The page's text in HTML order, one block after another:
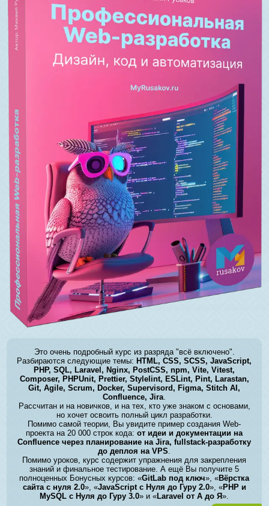
Это очень подробный курс из разряда "всё включено".
Разбираются следующие темы: HTML, CSS, SCSS, JavaScript,
PHP, SQL, Laravel, Nginx, PostCSS, npm, Vite, Vitest,
Composer, PHPUnit, Prettier, Stylelint, ESLint, Pint, Larastan,
Git, Agile, Scrum, Docker, Supervisord, Figma, Stitch AI,
Confluence, Jira.
Рассчитан и на новичков, и на тех, кто уже знаком с основами,
но хочет освоить полный цикл разработки.
Помимо самой теории, Вы увидите пример создания Web-
проекта на 20 000 строк кода:от идеи и документации на
Confluence через планирование на Jira, fullstack-разработку
до деплоя на VPS.
Помимо уроков, курс содержит упражнения для закрепления
знаний и финальное тестирование. А ещё Вы получите 5
полноценных Бонусных курсов: «GitLab под ключ», «Вёрстка
сайта с нуля 2.0», «JavaScript с Нуля до Гуру 2.0», «PHP и
MySQL с Нуля до Гуру 3.0» и «Laravel от А до Я».